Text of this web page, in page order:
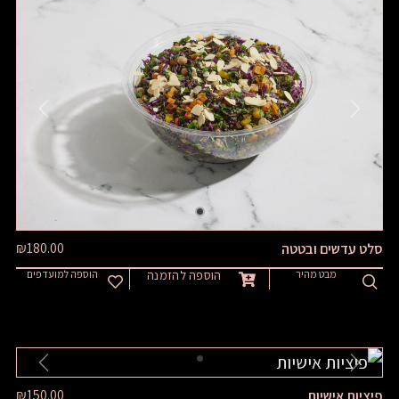
סלט עדשים ובטטה ₪180.00
הוספה למועדפים הוספה להזמנה מבט מהיר
NEXT